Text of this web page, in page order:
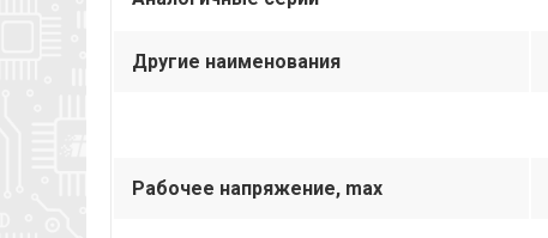
Другие наименования
Рабочее напряжение, max